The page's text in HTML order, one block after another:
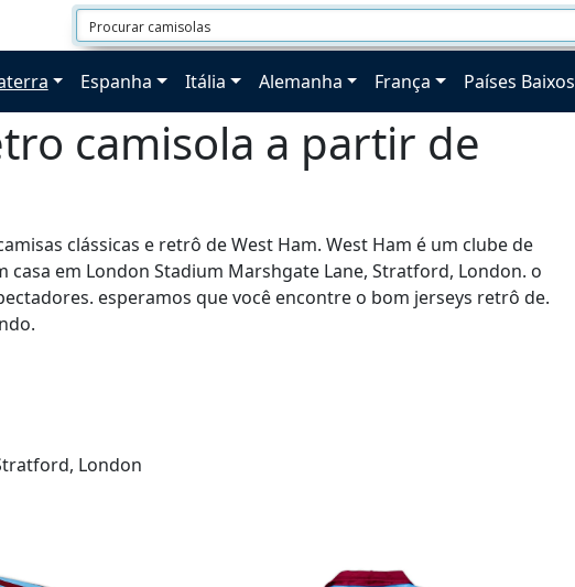
Espanha Itália Alemanha França Países Baixos
camisola a partir de
clássicas e retrô de West Ham. West Ham é um clube de
casa em London Stadium Marshgate Lane, Stratford, London. o
esperamos que você encontre o bom jerseys retrô de.
London